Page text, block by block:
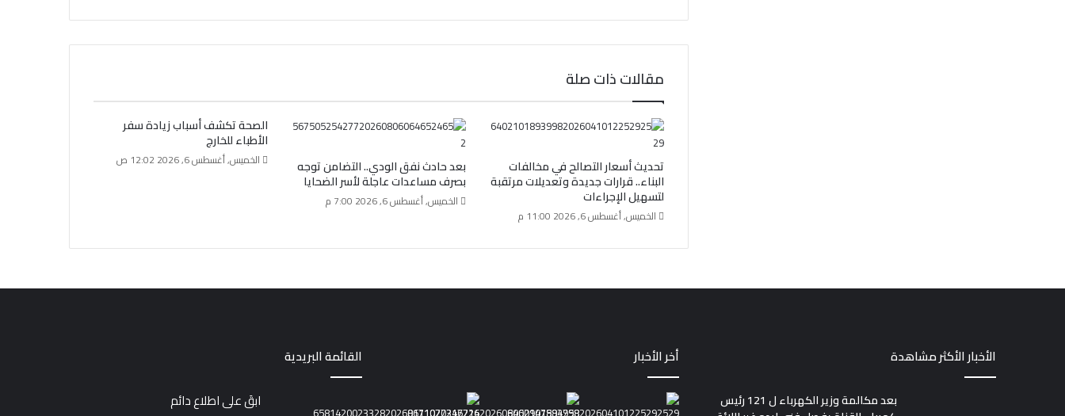
مقالات ذات صلة
تحديث أسعار التصالح في مخالفات
البناء.. قرارات جديدة وتعديلات مرتقبة
لتسهيل الإجراءات
الخميس, أغسطس 6, 2026 11:00 م
بعد حادث نفق الودي.. التضامن توجه
بصرف مساعدات عاجلة لأسر الضحايا
الخميس, أغسطس 6, 2026 7:00 م
الصحة تكشف أسباب زيادة سفر
الأطباء للخارج
الخميس, أغسطس 6, 2026 12:02 ص
الأخبار الأكثر مشاهدة
بعد مكالمة وزير الكهرباء ل 121 رئيس
أخر الأخبار
القائمة البريدية
ابقَ على اطلاع دائم